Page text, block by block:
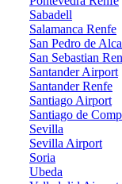
Sabadell
Salamanca Renfe
San Pedro de
San Sebastian
Santander Airport
Santander Renfe
Santiago Airport
Santiago de
Sevilla
Sevilla Airport
Soria
Ubeda